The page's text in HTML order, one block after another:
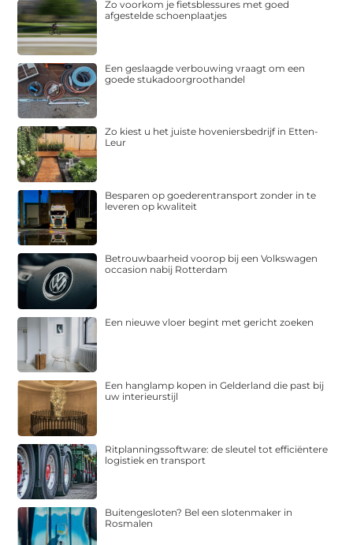
Zo voorkom je fietsblessures met goed
afgestelde schoenplaatjes
Een geslaagde verbouwing vraagt om een
goede stukadoorgroothandel
Zo kiest u het juiste hoveniersbedrijf in Etten-
Leur
Besparen op goederentransport zonder in te
leveren op kwaliteit
Betrouwbaarheid voorop bij een Volkswagen
occasion nabij Rotterdam
Een nieuwe vloer begint met gericht zoeken
Een hanglamp kopen in Gelderland die past bij
uw interieurstijl
Ritplanningssoftware: de sleutel tot efficiëntere
logistiek en transport
Buitengesloten? Bel een slotenmaker in
Rosmalen